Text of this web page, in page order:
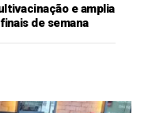
e amplia
de semana